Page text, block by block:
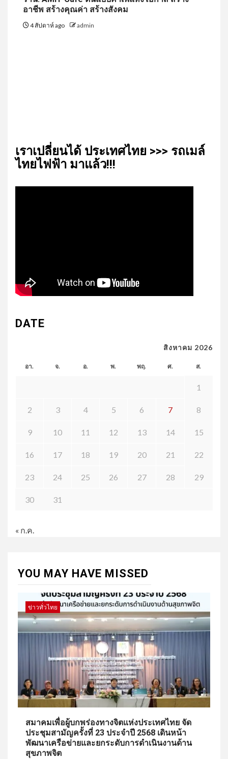
อาชีพ สร้างคุณค่า สร้างสังคม
4 สัปดาห์ ago admin
เรา​เปลี่ยน​ได้​ ประเทศ​ไทย​ >>> รถเมล์​
ไทย​ไฟฟ้า​ มาแล้ว!!!
DATE
สิงหาคม 2026
อา. จ. อ. พ. พฤ. ศ. ส.
1
2 3 4 5 6 7 8
9 10 11 12 13 14 15
16 17 18 19 20 21 22
23 24 25 26 27 28 29
30 31
« ก.ค.
YOU MAY HAVE MISSED
ข่าวทั่วไทย
สมาคมเพื่อผู้บกพร่องทางจิตแห่งประเทศไทย จัด
ประชุมสามัญครั้งที่ 23 ประจำปี 2568 เดินหน้า
พัฒนาเครือข่ายและยกระดับการดำเนินงานด้าน
สุขภาพจิต